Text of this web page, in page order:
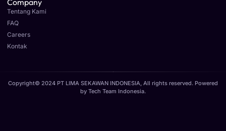
Tentang Kami
FAQ
Careers
Kontak
Copyright© 2024 PT LIMA SEKAWAN INDONESIA, All rights reserved. Powered
by Tech Team Indonesia.